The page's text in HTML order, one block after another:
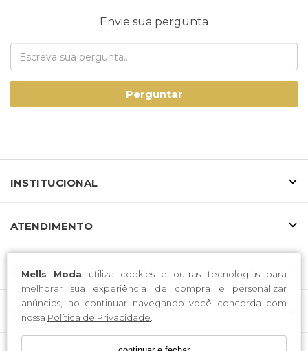
Mells Moda utiliza cookies e outras tecnologias para
melhorar sua experiência de compra e personalizar
anúncios, ao continuar navegando você concorda com
nossa Política de Privacidade.
Envie sua pergunta
Perguntar
INSTITUCIONAL
ATENDIMENTO
CONTATO
SELOS